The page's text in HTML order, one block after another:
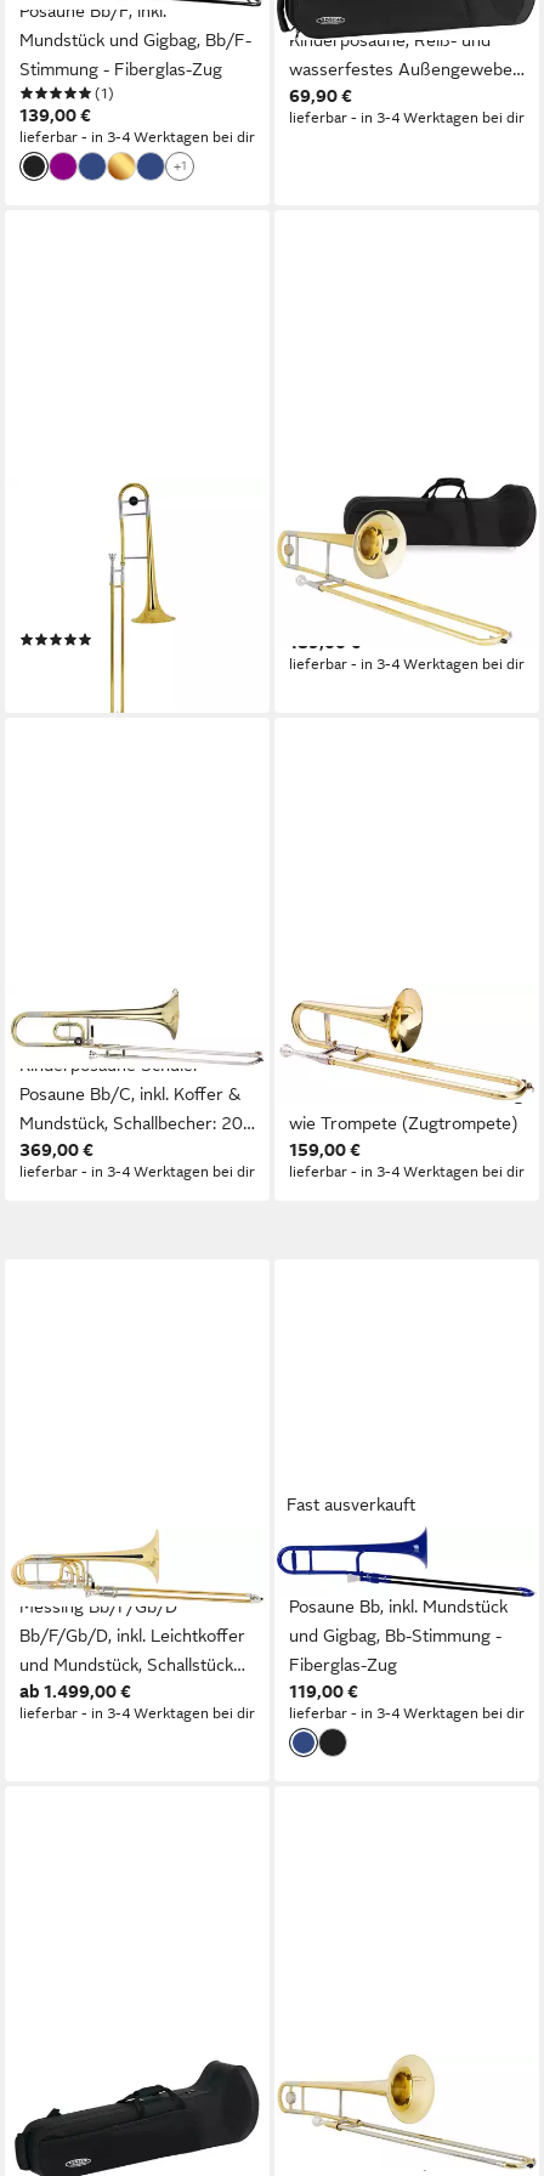
Posaune Bb/F, inkl.
Mundstück und Gigbag, Bb/F-
Stimmung - Fiberglas-Zug
(1)
139,00 €
lieferbar - in 3-4 Werktagen bei dir
+1
Kinderposaune, Reiß- und
wasserfestes Außengewebe
mit Außenfach und
Thermopolsterung
69,90 €
lieferbar - in 3-4 Werktagen bei dir
Posaune, Posaunen,
Tenorposaunen, MZSL-710L
Tenorposaune -
lieferbar - in 3-4 Werktagen bei dir
CLASSIC CANTABILE
Posaune TP-42 Tenorposaune
mit Koffer Bb, inkl. Koffer &
Mundstück, Schallbecher: 215
mm Messing
189,00 €
lieferbar - in 3-4 Werktagen bei dir
CLASSIC CANTABILE
Posaune KP-35C Bb
Kinderposaune Schüler
Posaune Bb/C, inkl. Koffer &
Mundstück, Schallbecher: 200
mm Messing
369,00 €
lieferbar - in 3-4 Werktagen bei dir
CLASSIC CANTABILE
Posaune ZT-11 Sopran
Posaune Bb, inkl. Koffer &
Mundstück, Gleiche Stimmung
wie Trompete (Zugtrompete)
159,00 €
lieferbar - in 3-4 Werktagen bei dir
LECHGOLD
Posaune BP-18L Bassposaune
Messing Bb/F/Gb/D
Bb/F/Gb/D, inkl. Leichtkoffer
und Mundstück, Schallstück
aus Messing
ab 1.499,00 €
lieferbar - in 3-4 Werktagen bei dir
Fast ausverkauft
CLASSIC CANTABILE
Posaune MardiBrass Tenor-
Posaune Bb, inkl. Mundstück
und Gigbag, Bb-Stimmung -
Fiberglas-Zug
119,00 €
lieferbar - in 3-4 Werktagen bei dir
CLASSIC CANTABILE
Posaune Leichtkoffer für
Posaune, Reiß- und
wasserfestes Außengewebe
LECHGOLD
Posaune TP-25L
Tenorposaune - Lackierte
Posaune in Bb Bb, inkl.